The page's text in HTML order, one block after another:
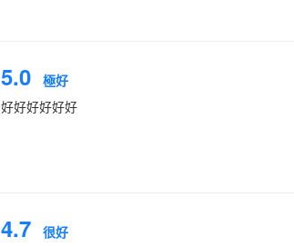
5.0 極好
好好好好好好
4.7 很好